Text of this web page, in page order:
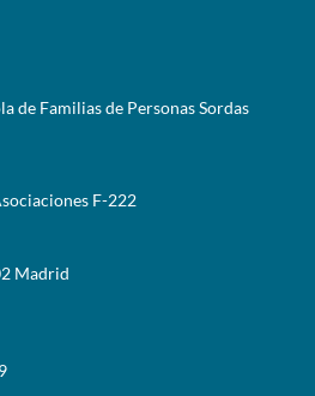
de Familias de Personas Sordas
F-222
Madrid